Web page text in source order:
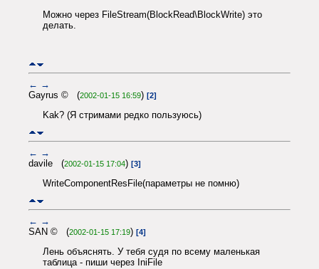
Можно через FileStream(BlockRead\BlockWrite) это
делать.
← →
Gayrus © (2002-01-15 16:59) [2]
Kak? (Я стримами редко пользуюсь)
← →
davile (2002-01-15 17:04) [3]
WriteComponentResFile(параметры не помню)
← →
SAN © (2002-01-15 17:19) [4]
Лень объяснять. У тебя судя по всему маленькая
таблица - пиши через IniFile